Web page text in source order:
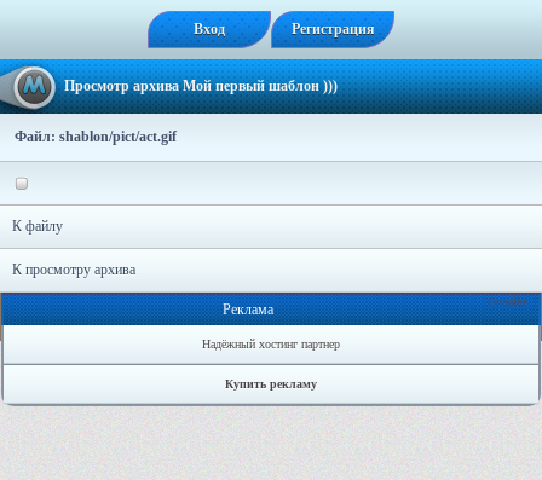
Вход Регистрация
Просмотр архива Мой первый шаблон )))
Файл: shablon/pict/act.gif
К файлу
К просмотру архива
Онлайн: 1
Реклама
Надёжный хостинг партнер
Купить рекламу